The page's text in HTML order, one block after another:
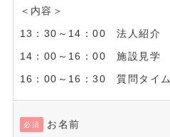
＜内容＞
13：30～14：00 法人紹介
14：00～16：00 施設見学
16：00～16：30 質問タイム
必須 お名前